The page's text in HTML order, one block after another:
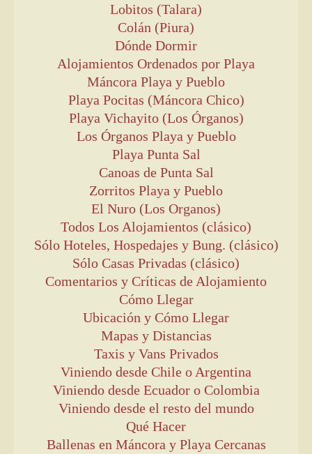
Lobitos (Talara)
Colán (Piura)
Dónde Dormir
Alojamientos Ordenados por Playa
Máncora Playa y Pueblo
Playa Pocitas (Máncora Chico)
Playa Vichayito (Los Órganos)
Los Órganos Playa y Pueblo
Playa Punta Sal
Canoas de Punta Sal
Zorritos Playa y Pueblo
El Nuro (Los Organos)
Todos Los Alojamientos (clásico)
Sólo Hoteles, Hospedajes y Bung. (clásico)
Sólo Casas Privadas (clásico)
Comentarios y Críticas de Alojamiento
Cómo Llegar
Ubicación y Cómo Llegar
Mapas y Distancias
Taxis y Vans Privados
Viniendo desde Chile o Argentina
Viniendo desde Ecuador o Colombia
Viniendo desde el resto del mundo
Qué Hacer
Ballenas en Máncora y Playa Cercanas